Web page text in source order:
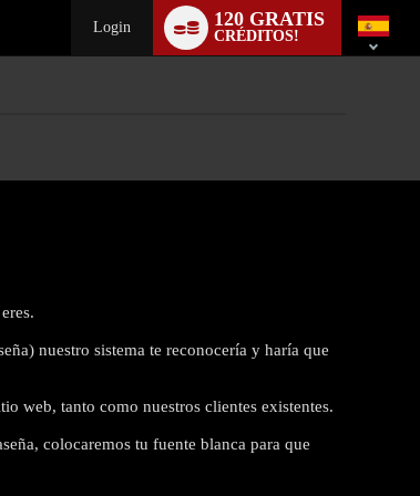
Login 120 GRATIS
CRÉDITOS!
switch
nuestro sistema te reconocería y haría que
web, tanto como nuestros clientes existentes.
colocaremos tu fuente blanca para que